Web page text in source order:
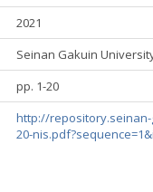
2021
Seinan Gakuin
pp. 1-20
http://repository.seinan-
20-